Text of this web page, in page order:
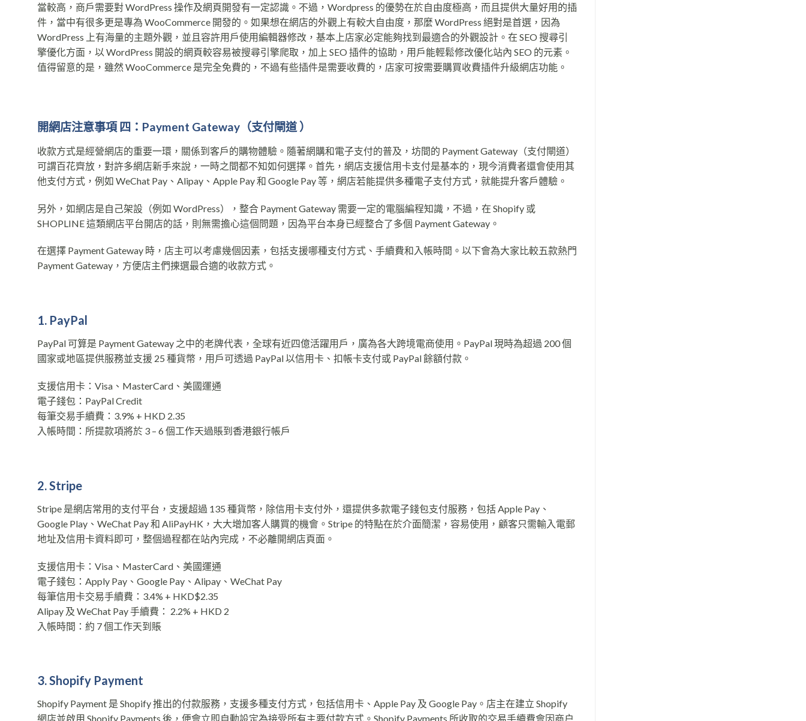
當較高，商戶需要對 WordPress 操作及網頁開發有一定認識。不過，Wordpress 的優勢在於自由度極高，而且提供大量好用的插
件，當中有很多更是專為 WooCommerce 開發的。如果想在網店的外觀上有較大自由度，那麼 WordPress 絕對是首選，因為
WordPress 上有海量的主題外觀，並且容許用戶使用編輯器修改，基本上店家必定能夠找到最適合的外觀設計。在 SEO 搜尋引
擎優化方面，以 WordPress 開設的網頁較容易被搜尋引擎爬取，加上 SEO 插件的協助，用戶能輕鬆修改優化站內 SEO 的元素。
值得留意的是，雖然 WooCommerce 是完全免費的，不過有些插件是需要收費的，店家可按需要購買收費插件升級網店功能。
開網店注意事項 四：Payment Gateway（支付閘道 ）
收款方式是經營網店的重要一環，關係到客戶的購物體驗。隨著網購和電子支付的普及，坊間的 Payment Gateway（支付閘道）
可謂百花齊放，對許多網店新手來說，一時之間都不知如何選擇。首先，網店支援信用卡支付是基本的，現今消費者還會使用其
他支付方式，例如 WeChat Pay、Alipay、Apple Pay 和 Google Pay 等，網店若能提供多種電子支付方式，就能提升客戶體驗。
另外，如網店是自己架設（例如 WordPress），整合 Payment Gateway 需要一定的電腦編程知識，不過，在 Shopify 或
SHOPLINE 這類網店平台開店的話，則無需擔心這個問題，因為平台本身已經整合了多個 Payment Gateway。
在選擇 Payment Gateway 時，店主可以考慮幾個因素，包括支援哪種支付方式、手續費和入帳時間。以下會為大家比較五款熱門
Payment Gateway，方便店主們㨂選最合適的收款方式。
1. PayPal
PayPal 可算是 Payment Gateway 之中的老牌代表，全球有近四億活躍用戶，廣為各大跨境電商使用。PayPal 現時為超過 200 個
國家或地區提供服務並支援 25 種貨幣，用戶可透過 PayPal 以信用卡、扣帳卡支付或 PayPal 餘額付款。
支援信用卡：Visa、MasterCard、美國運通
電子錢包：PayPal Credit
每筆交易手續費：3.9% + HKD 2.35
入帳時間：所提款項將於 3 – 6 個工作天過賬到香港銀行帳戶
2. Stripe
Stripe 是網店常用的支付平台，支援超過 135 種貨幣，除信用卡支付外，還提供多款電子錢包支付服務，包括 Apple Pay、
Google Play、WeChat Pay 和 AliPayHK，大大增加客人購買的機會。Stripe 的特點在於介面簡潔，容易使用，顧客只需輸入電郵
地址及信用卡資料即可，整個過程都在站內完成，不必離開網店頁面。
支援信用卡：Visa、MasterCard、美國運通
電子錢包：Apply Pay、Google Pay、Alipay、WeChat Pay
每筆信用卡交易手續費：3.4% + HKD$2.35
Alipay 及 WeChat Pay 手續費： 2.2% + HKD 2
入帳時間：約 7 個工作天到賬
3. Shopify Payment
Shopify Payment 是 Shopify 推出的付款服務，支援多種支付方式，包括信用卡、Apple Pay 及 Google Pay。店主在建立 Shopify
網店並啟用 Shopify Payments 後，便會立即自動設定為接受所有主要付款方式。Shopify Payments 所收取的交易手續費會因商户